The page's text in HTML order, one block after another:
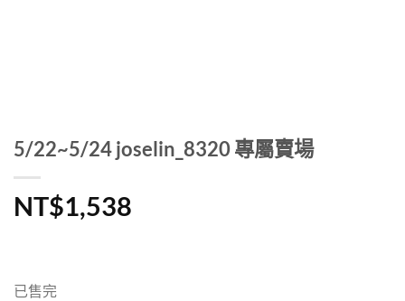
5/22~5/24 joselin_8320 專屬賣場
NT$1,538
已售完